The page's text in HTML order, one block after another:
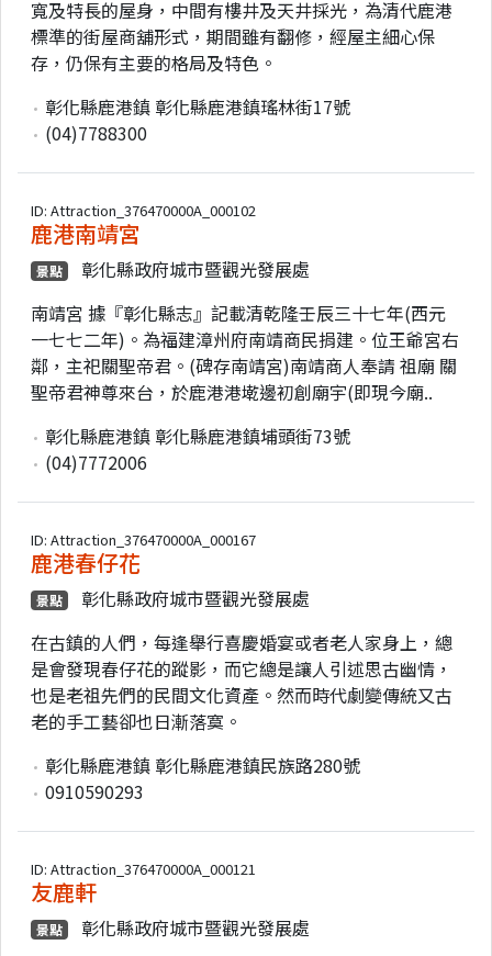
寬及特長的屋身，中間有樓井及天井採光，為清代鹿港
標準的街屋商舖形式，期間雖有翻修，經屋主細心保
存，仍保有主要的格局及特色。
彰化縣鹿港鎮 彰化縣鹿港鎮瑤林街17號
(04)7788300
ID: Attraction_376470000A_000102
鹿港南靖宮
景點
彰化縣政府城市暨觀光發展處
南靖宮 據『彰化縣志』記載清乾隆壬辰三十七年(西元
一七七二年)。為福建漳州府南靖商民捐建。位王爺宮右
鄰，主祀關聖帝君。(碑存南靖宮)南靖商人奉請 祖廟 關
聖帝君神尊來台，於鹿港港墘邊初創廟宇(即現今廟..
彰化縣鹿港鎮 彰化縣鹿港鎮埔頭街73號
(04)7772006
ID: Attraction_376470000A_000167
鹿港春仔花
景點
彰化縣政府城市暨觀光發展處
在古鎮的人們，每逢舉行喜慶婚宴或者老人家身上，總
是會發現春仔花的蹤影，而它總是讓人引述思古幽情，
也是老祖先們的民間文化資產。然而時代劇變傳統又古
老的手工藝卻也日漸落寞。
彰化縣鹿港鎮 彰化縣鹿港鎮民族路280號
0910590293
ID: Attraction_376470000A_000121
友鹿軒
景點
彰化縣政府城市暨觀光發展處